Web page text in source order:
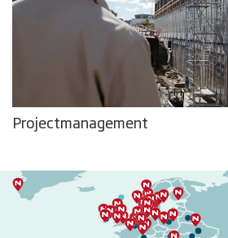
Projectmanagement